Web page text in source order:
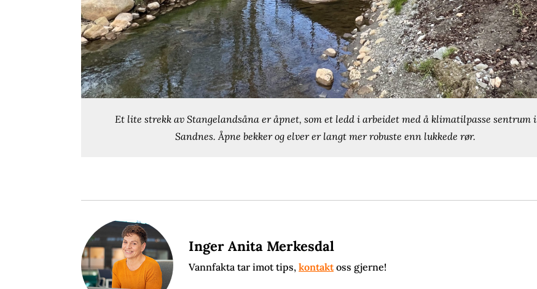
Et lite strekk av Stangelandsåna er åpnet, som et ledd i arbeidet med å klimatilpasse sentrum i
Sandnes. Åpne bekker og elver er langt mer robuste enn lukkede rør.
Inger Anita Merkesdal
Vannfakta tar imot tips, kontaktoss gjerne!